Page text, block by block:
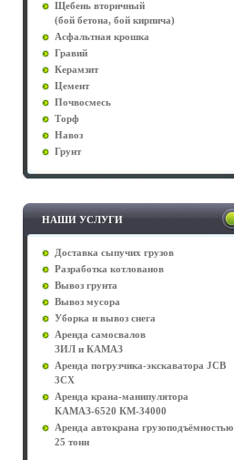
Щебень вторичный
(бой бетона, бой кирпича)
Асфальтная крошка
Гравий
Керамзит
Цемент
Почвосмесь
Торф
Навоз
Грунт
НАШИ УСЛУГИ
Доставка сыпучих грузов
Разработка котлованов
Вывоз грунта
Вывоз мусора
Уборка и вывоз снега
Аренда самосвалов
ЗИЛ и КАМАЗ
Аренда погрузчика-экскаватора JCB
3CX
Аренда крана-манипулятора
КАМАЗ-6520 КМ-34000
Аренда автокрана грузоподъёмностью
25 тонн